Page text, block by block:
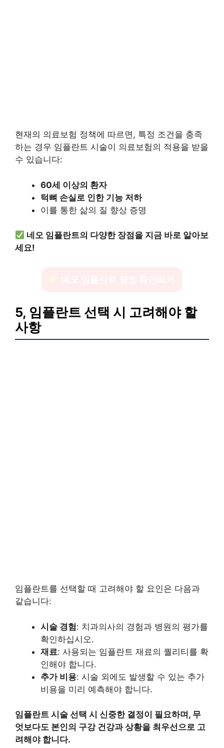
현재의 의료보험 정책에 따르면, 특정 조건을 충족
하는 경우 임플란트 시술이 의료보험의 적용을 받을
수 있습니다:
60세 이상의 환자
턱뼈 손실로 인한 기능 저하
이를 통한 삶의 질 향상 증명
네오 임플란트의 다양한 장점을 지금 바로 알아보
세요!
5, 임플란트 선택 시 고려해야 할
사항
임플란트를 선택할 때 고려해야 할 요인은 다음과
같습니다:
시술 경험: 치과의사의 경험과 병원의 평가를
확인하십시오.
재료: 사용되는 임플란트 재료의 퀄리티를 확
인해야 합니다.
추가 비용: 시술 외에도 발생할 수 있는 추가
비용을 미리 예측해야 합니다.
임플란트 시술 선택 시 신중한 결정이 필요하며, 무
엇보다도 본인의 구강 건강과 상황을 최우선으로 고
려해야 합니다.